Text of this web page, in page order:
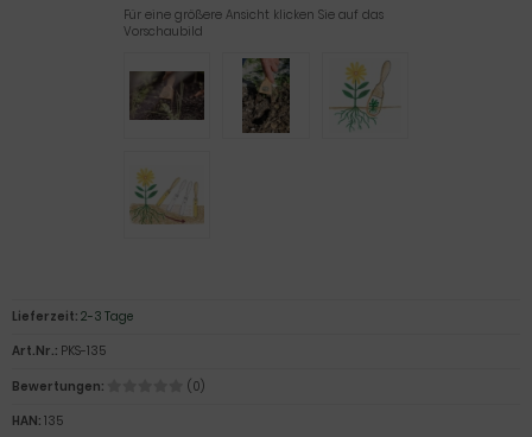
Für eine größere Ansicht klicken Sie auf das
Vorschaubild
Lieferzeit: 2-3 Tage
Art.Nr.: PKS-135
Bewertungen:
(0)
HAN: 135